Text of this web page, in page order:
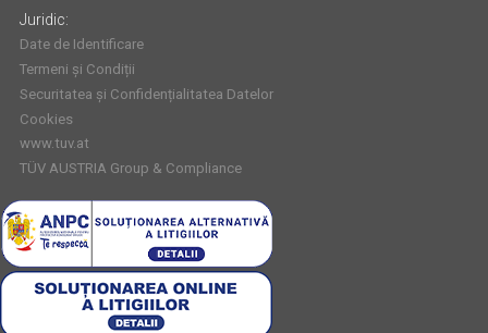
Juridic:
Date de Identificare
Termeni și Condiții
Securitatea și Confidențialitatea Datelor
Cookies
www.tuv.at
TÜV AUSTRIA Group & Compliance